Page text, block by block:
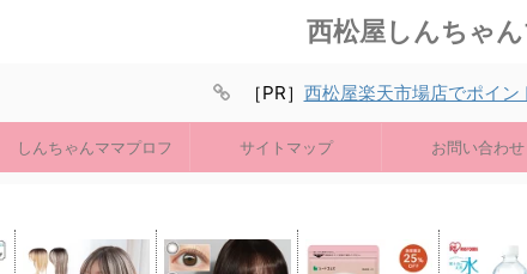
西松屋しんちゃ
［PR］ 西松屋楽天市場店でポイン
しんちゃんママプロフ サイトマップ お問い合わせ